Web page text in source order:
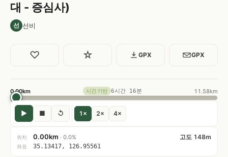
대 - 증심사)
선 선비
♡ ☆ GPX GPX
0.00km 시간 기반 6시간 16분 11.58km
▶ ■ ↺ 1× 2× 4×
위치 0.00km · 0.0% 고도 148m
좌표 35.13417, 126.95561